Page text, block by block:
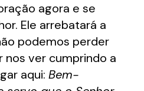
agora e se
Ele arrebatará a
podemos perder
nos ver cumprindo a
aqui: Bem-